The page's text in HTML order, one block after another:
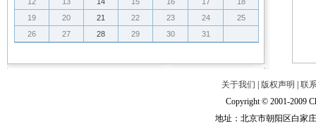
19
20 21 22 23 24
25
26
27 28 29 30 31
关于我们 版权声明
联
Copyright © 2001-2009
地址：北京市朝阳区白家